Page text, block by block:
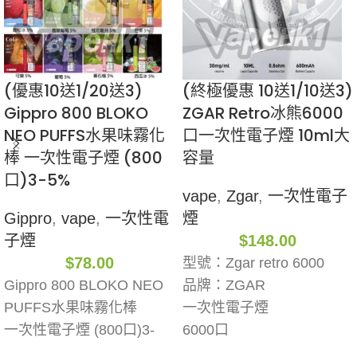
(優惠10送1/20送3)
Gippro 800 BLOKO
NEO PUFFS水果味霧化
棒 一次性電子煙 (800
口)3-5%
Gippro, vape, 一次性電
子煙
$78.00
Gippro 800 BLOKO NEO
PUFFS水果味霧化棒
一次性電子煙 (800口)3-
(終極優惠 10送1/10送3)
ZGAR Retro冰熊6000
口一次性電子煙 10ml大
容量
vape, Zgar, 一次性電子
煙
$148.00
型號：Zgar retro 6000
品牌：ZGAR
一次性電子煙
6000口